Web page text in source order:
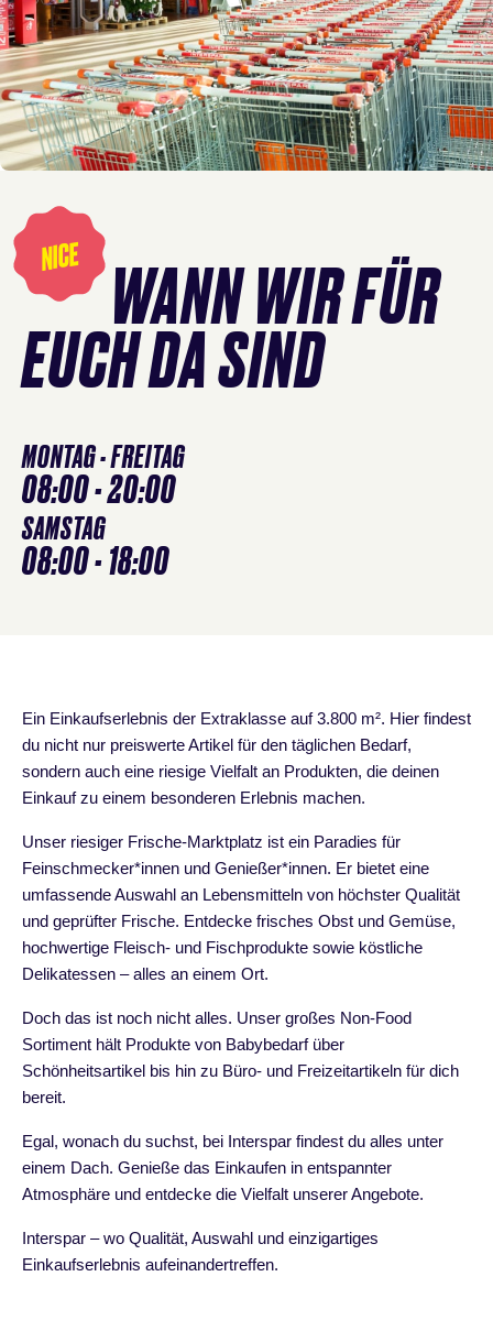
überspringen
NICE WANN WIR FÜR
EUCH DA SIND
MONTAG - FREITAG
08:00 - 20:00
SAMSTAG
08:00 - 18:00
Ein Einkaufserlebnis der Extraklasse auf 3.800 m². Hier findest
du nicht nur preiswerte Artikel für den täglichen Bedarf,
sondern auch eine riesige Vielfalt an Produkten, die deinen
Einkauf zu einem besonderen Erlebnis machen.
Unser riesiger Frische-Marktplatz ist ein Paradies für
Feinschmecker*innen und Genießer*innen. Er bietet eine
umfassende Auswahl an Lebensmitteln von höchster Qualität
und geprüfter Frische. Entdecke frisches Obst und Gemüse,
hochwertige Fleisch- und Fischprodukte sowie köstliche
Delikatessen – alles an einem Ort.
Doch das ist noch nicht alles. Unser großes Non-Food
Sortiment hält Produkte von Babybedarf über
Schönheitsartikel bis hin zu Büro- und Freizeitartikeln für dich
bereit.
Egal, wonach du suchst, bei Interspar findest du alles unter
einem Dach. Genieße das Einkaufen in entspannter
Atmosphäre und entdecke die Vielfalt unserer Angebote.
Interspar – wo Qualität, Auswahl und einzigartiges
Einkaufserlebnis aufeinandertreffen.